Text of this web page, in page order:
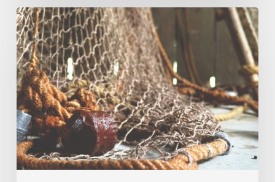
Komentár
k
textom
na
17.
nedeľu
v
období
cez
rok
„A“